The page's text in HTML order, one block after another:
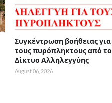
Συγκέντρωση βοήθειας για
τους πυρόπληκτους από το
Δίκτυο Αλληλεγγύης
August 06, 2026